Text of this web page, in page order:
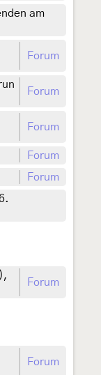
am
Forum
Forum
Forum
Forum
Forum
Forum
Forum